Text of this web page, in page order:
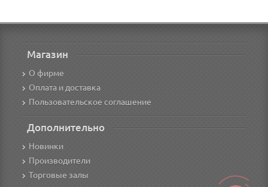
Магазин
О фирме
Оплата и доставка
Пользовательское соглашение
Дополнительно
Новинки
Производители
Торговые залы